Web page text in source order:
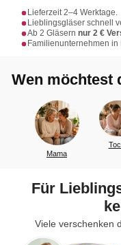
Lieferzeit 2–4 Werktage.
Lieblingsgläser schnell
Ab 2 Gläsern nur 2 €
Familienunternehmen in
Wen möchtest
Tochter
Für
Viele verschenken